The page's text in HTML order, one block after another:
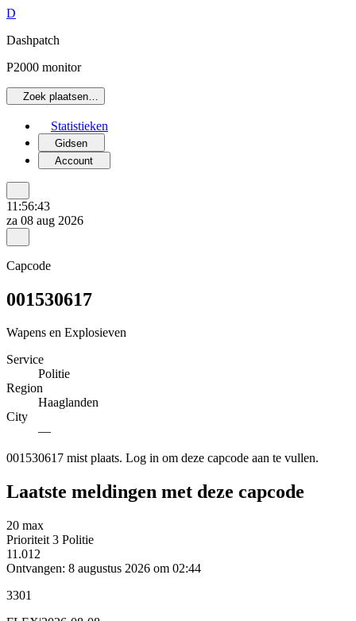
D
Dashpatch
P2000 monitor
Zoek plaatsen…
Statistieken
Gidsen
Account
11:56:43
za 08 aug 2026
Capcode
001530617
Wapens en Explosieven
Service
Politie
Region
Haaglanden
City
—
001530617 mist plaats. Log in om deze capcode aan te vullen.
Laatste meldingen met deze capcode
20 max
Prioriteit 3 Politie
11.012
Ontvangen: 8 augustus 2026 om 02:44
3301